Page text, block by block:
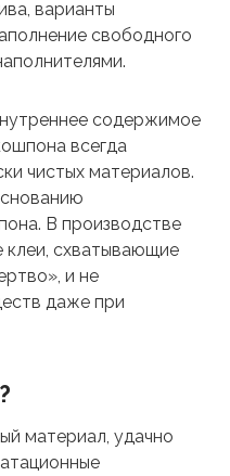
варианты
свободного
содержимое
всегда
чистых материалов.
В производстве
клеи, схватывающие
и не
даже при
материал, удачно